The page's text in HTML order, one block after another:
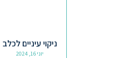
ניקוי עיניים לכלב
יוני 16, 2024